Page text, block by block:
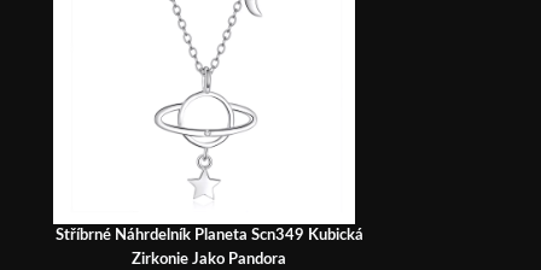
Stříbrné Náhrdelník Planeta Scn349 Kubická
Zirkonie Jako Pandora